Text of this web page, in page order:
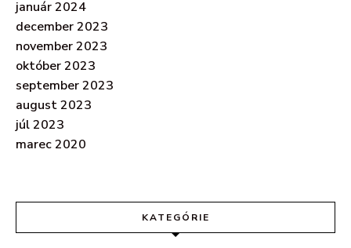
január 2024
december 2023
november 2023
október 2023
september 2023
august 2023
júl 2023
marec 2020
KATEGÓRIE